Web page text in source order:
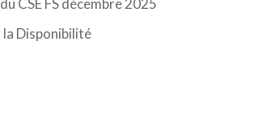
CSE FS décembre 2025
la Disponibilité